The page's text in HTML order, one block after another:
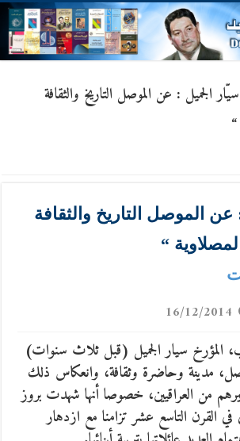
سيّار الجميل : عن الموصل التاريخ والثقافة
الموصل التاريخ والثقافة
“
16/12/2014
المؤرخ سيار الجميل (قبل ثلاث سنوات)
مدينة وحاضرة وثقافة، وانعكاس ذلك
من العراقيين، خصوصا أنها شهدت بروز
في القرن التاسع عشر تزامنا مع ازدهار